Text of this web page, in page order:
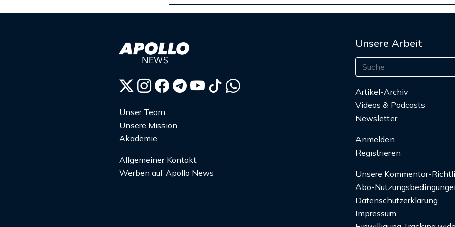
Unser Team
Unsere Mission
Akademie
Allgemeiner Kontakt
Werben auf Apollo News
Unsere Arbeit
Artikel-Archiv
Videos & Podcasts
Newsletter
Anmelden
Registrieren
Unsere Kommentar-
Abo-
Datenschutzerklärung
Impressum